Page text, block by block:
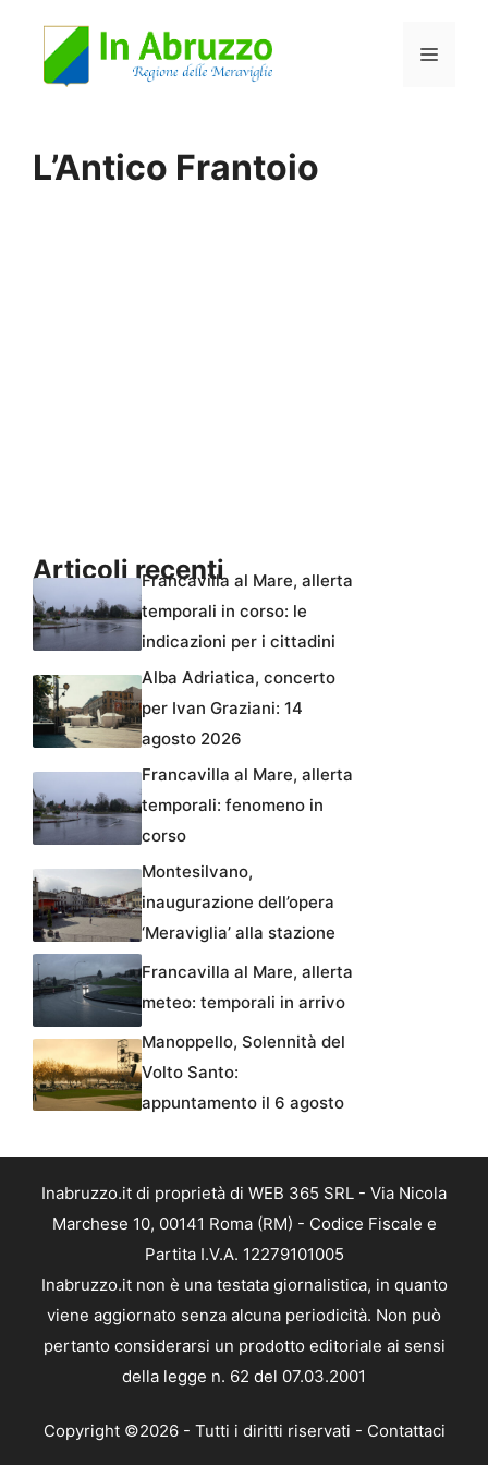
Menu
L’Antico Frantoio
Articoli recentiFrancavilla al Mare, allerta
temporali in corso: le
indicazioni per i cittadini
Alba Adriatica, concerto
per Ivan Graziani: 14
agosto 2026
Francavilla al Mare, allerta
temporali: fenomeno in
corso
Montesilvano,
inaugurazione dell’opera
‘Meraviglia’ alla stazione
Francavilla al Mare, allerta
meteo: temporali in arrivo
Manoppello, Solennità del
Volto Santo:
appuntamento il 6 agosto
Inabruzzo.it di proprietà di WEB 365 SRL - Via Nicola
Marchese 10, 00141 Roma (RM) - Codice Fiscale e
Partita I.V.A. 12279101005
Inabruzzo.it non è una testata giornalistica, in quanto
viene aggiornato senza alcuna periodicità. Non può
pertanto considerarsi un prodotto editoriale ai sensi
della legge n. 62 del 07.03.2001
Copyright ©2026 - Tutti i diritti riservati - Contattaci